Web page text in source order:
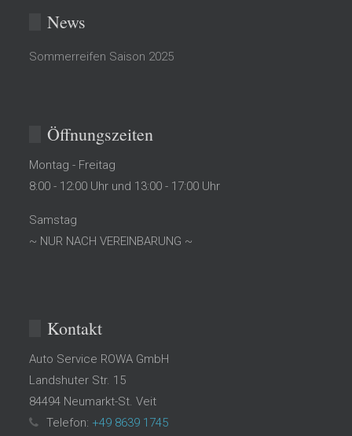
News
Sommerreifen Saison 2025
Öffnungszeiten
Montag - Freitag
8:00 - 12:00 Uhr und 13:00 - 17:00 Uhr
Samstag
~ NUR NACH VEREINBARUNG ~
Kontakt
Auto Service ROWA GmbH
Landshuter Str. 15
84494 Neumarkt-St. Veit
Telefon: +49 8639 1745